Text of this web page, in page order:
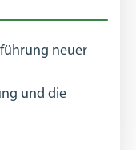
neuer
und die